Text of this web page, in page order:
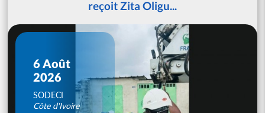
reçoit Zita Oligu...
6 Août
2026
SODECI
Côte d'Ivoire